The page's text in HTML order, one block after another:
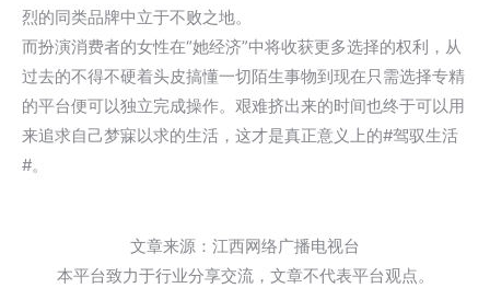
烈的同类品牌中立于不败之地。
而扮演消费者的女性在“她经济”中将收获更多选择的权利，从
过去的不得不硬着头皮搞懂一切陌生事物到现在只需选择专精
的平台便可以独立完成操作。艰难挤出来的时间也终于可以用
来追求自己梦寐以求的生活，这才是真正意义上的#驾驭生活
#。
文章来源：江西网络广播电视台
本平台致力于行业分享交流，文章不代表平台观点。